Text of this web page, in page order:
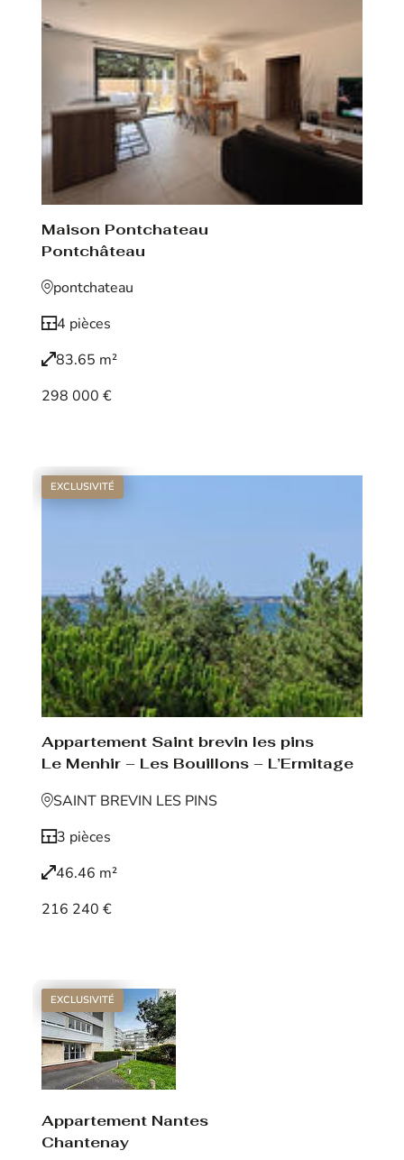
Maison Pontchateau
Pontchâteau
pontchateau
4 pièces
83.65 m²
298 000 €
EXCLUSIVITÉ
Appartement Saint brevin les pins
Le Menhir – Les Bouillons – L’Ermitage
SAINT BREVIN LES PINS
3 pièces
46.46 m²
216 240 €
EXCLUSIVITÉ
Appartement Nantes
Chantenay